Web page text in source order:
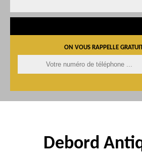
ON VOUS RAPPELLE
Debord